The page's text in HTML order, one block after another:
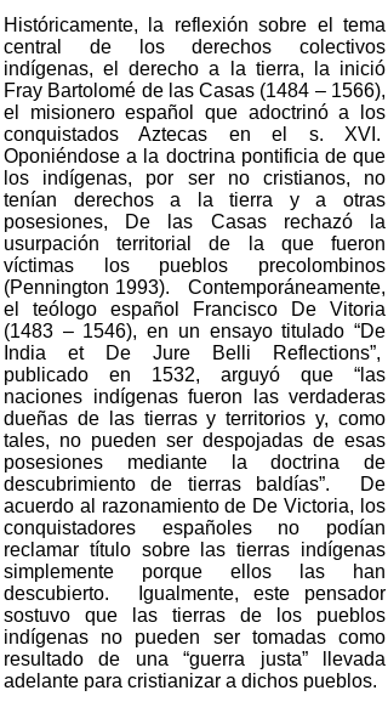
Históricamente, la reflexión sobre el tema
central de los derechos colectivos
indígenas, el derecho a la tierra, la inició
Fray Bartolomé de las Casas (1484 – 1566),
el misionero español que adoctrinó a los
conquistados Aztecas en el s. XVI.
Oponiéndose a la doctrina pontificia de que
los indígenas, por ser no cristianos, no
tenían derechos a la tierra y a otras
posesiones, De las Casas rechazó la
usurpación territorial de la que fueron
víctimas los pueblos precolombinos
(Pennington 1993). Contemporáneamente,
el teólogo español Francisco De Vitoria
(1483 – 1546), en un ensayo titulado “De
India et De Jure Belli Reflections”,
publicado en 1532, arguyó que “las
naciones indígenas fueron las verdaderas
dueñas de las tierras y territorios y, como
tales, no pueden ser despojadas de esas
posesiones mediante la doctrina de
descubrimiento de tierras baldías”. De
acuerdo al razonamiento de De Victoria, los
conquistadores españoles no podían
reclamar título sobre las tierras indígenas
simplemente porque ellos las han
descubierto. Igualmente, este pensador
sostuvo que las tierras de los pueblos
indígenas no pueden ser tomadas como
resultado de una “guerra justa” llevada
adelante para cristianizar a dichos pueblos.